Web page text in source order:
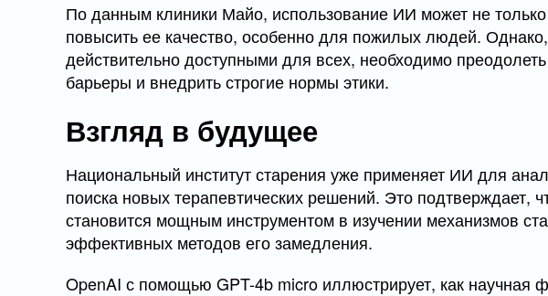
По данным клиники Майо, использование ИИ может не
повысить ее качество, особенно для пожилых людей.
действительно доступными для всех, необходимо
барьеры и внедрить строгие нормы этики.
Взгляд в будущее
Национальный институт старения уже применяет ИИ для
поиска новых терапевтических решений. Это подтверждает,
становится мощным инструментом в изучении механизмов
эффективных методов его замедления.
OpenAI с помощью GPT-4b micro иллюстрирует, как научная